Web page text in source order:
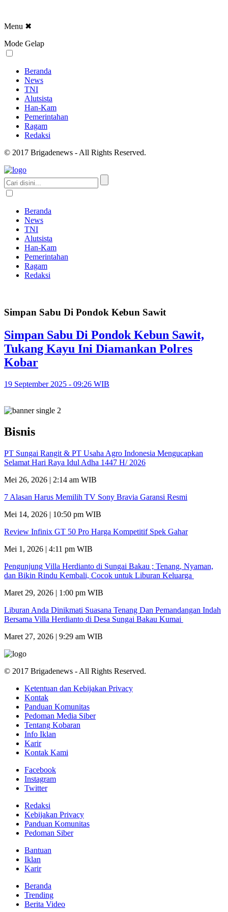
Menu ✖
Mode Gelap
Beranda
News
TNI
Alutsista
Han-Kam
Pemerintahan
Ragam
Redaksi
© 2017 Brigadenews - All Rights Reserved.
Beranda
News
TNI
Alutsista
Han-Kam
Pemerintahan
Ragam
Redaksi
Simpan Sabu Di Pondok Kebun Sawit
Simpan Sabu Di Pondok Kebun Sawit,
Tukang Kayu Ini Diamankan Polres
Kobar
19 September 2025 - 09:26 WIB
Bisnis
PT Sungai Rangit & PT Usaha Agro Indonesia Mengucapkan
Selamat Hari Raya Idul Adha 1447 H/ 2026
Mei 26, 2026 | 2:14 am WIB
7 Alasan Harus Memilih TV Sony Bravia Garansi Resmi
Mei 14, 2026 | 10:50 pm WIB
Review Infinix GT 50 Pro Harga Kompetitif Spek Gahar
Mei 1, 2026 | 4:11 pm WIB
Pengunjung Villa Herdianto di Sungai Bakau ; Tenang, Nyaman,
dan Bikin Rindu Kembali, Cocok untuk Liburan Keluarga
Maret 29, 2026 | 1:00 pm WIB
Liburan Anda Dinikmati Suasana Tenang Dan Pemandangan Indah
Bersama Villa Herdianto di Desa Sungai Bakau Kumai
Maret 27, 2026 | 9:29 am WIB
© 2017 Brigadenews - All Rights Reserved.
Ketentuan dan Kebijakan Privacy
Kontak
Panduan Komunitas
Pedoman Media Siber
Tentang Kobaran
Info Iklan
Karir
Kontak Kami
Facebook
Instagram
Twitter
Redaksi
Kebijakan Privacy
Panduan Komunitas
Pedoman Siber
Bantuan
Iklan
Karir
Beranda
Trending
Berita Video